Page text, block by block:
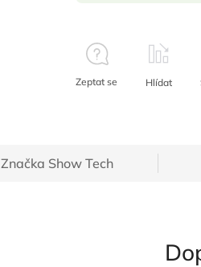
Zeptat se Hlídat
Značka Show Tech